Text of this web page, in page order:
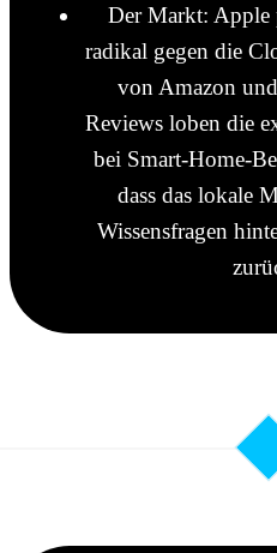
Der Markt: Apple
radikal gegen die
von Amazon
Reviews loben die
bei Smart-Home-
dass das lokale
Wissensfragen